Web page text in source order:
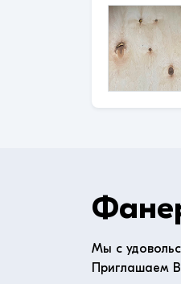
Мы с
Приглашаем